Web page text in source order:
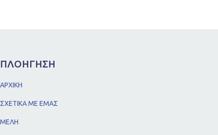
ΠΛΟΗΓΗΣΗ
ΑΡΧΙΚΗ
ΣΧΕΤΙΚΑ ΜΕ ΕΜΑΣ
ΜΕΛΗ